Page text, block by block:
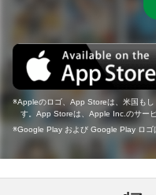
Appleのロゴ、App Storeは、米国も
す。App Storeは、Apple Inc.のサービ
Google Play および Google Play ロゴ